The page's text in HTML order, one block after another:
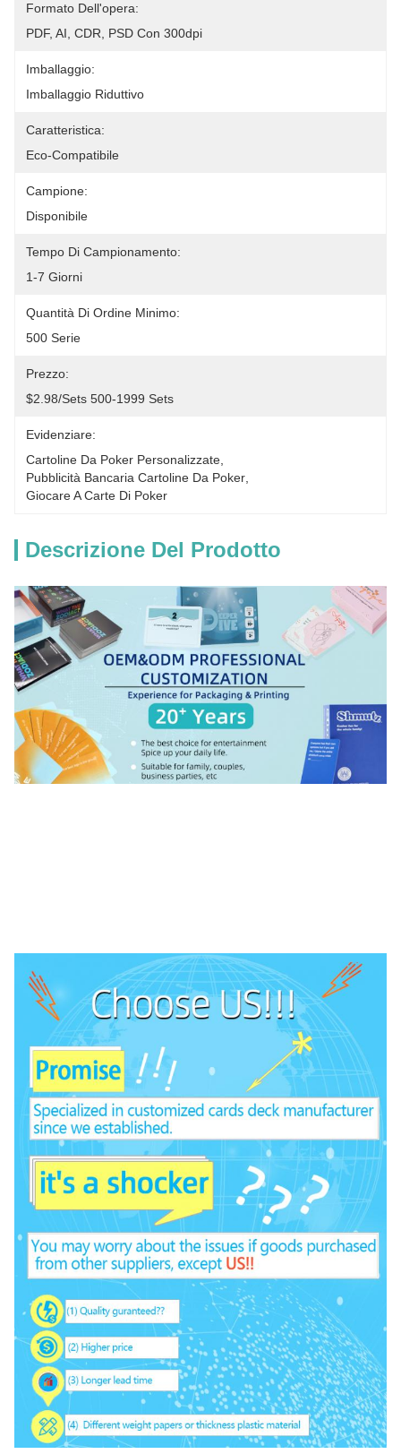
Formato Dell'opera:
PDF, AI, CDR, PSD Con 300dpi
Imballaggio:
Imballaggio Riduttivo
Caratteristica:
Eco-Compatibile
Campione:
Disponibile
Tempo Di Campionamento:
1-7 Giorni
Quantità Di Ordine Minimo:
500 Serie
Prezzo:
$2.98/sets 500-1999 Sets
Evidenziare:
Cartoline Da Poker Personalizzate
Pubblicità Bancaria Cartoline Da Poker
Giocare A Carte Di Poker
Descrizione Del Prodotto